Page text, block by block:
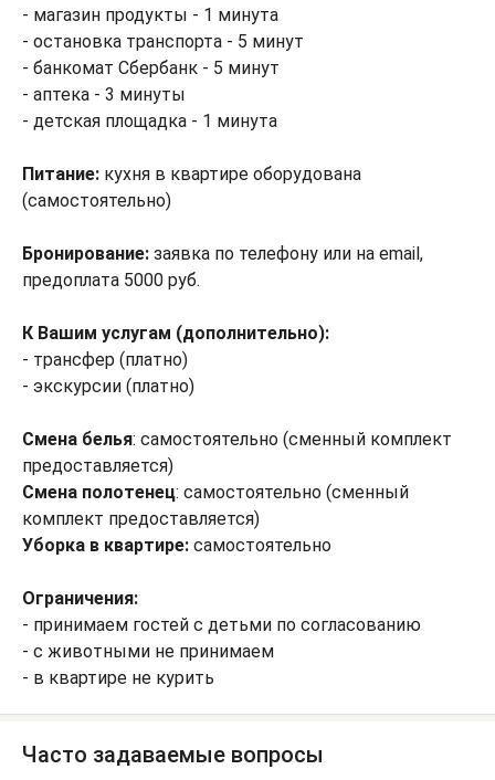
- магазин продукты - 1 минута
- остановка транспорта - 5 минут
- банкомат Сбербанк - 5 минут
- аптека - 3 минуты
- детская площадка - 1 минута
Питание: кухня в квартире оборудована
(самостоятельно)
Бронирование: заявка по телефону или на email,
предоплата 5000 руб.
К Вашим услугам (дополнительно):
- трансфер (платно)
- экскурсии (платно)
Смена белья: самостоятельно (сменный комплект
предоставляется)
Смена полотенец: самостоятельно (сменный
комплект предоставляется)
Уборка в квартире: самостоятельно
Ограничения:
- принимаем гостей с детьми по согласованию
- с животными не принимаем
- в квартире не курить
Часто задаваемые вопросы